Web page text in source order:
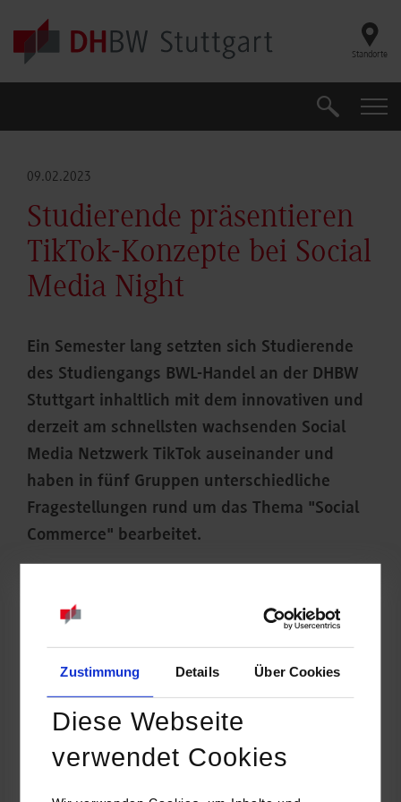
Zustimmung Details Über Cookies
Diese Webseite
verwendet Cookies
Skip to main content
Standorte
Suche
09.02.2023
Studierende präsentieren
TikTok-Konzepte bei Social
Media Night
Ein Semester lang setzten sich Studierende
des Studiengangs BWL-Handel an der DHBW
Stuttgart inhaltlich mit dem innovativen und
derzeit am schnellsten wachsenden Social
Media Netzwerk TikTok auseinander und
haben in fünf Gruppen unterschiedliche
Fragestellungen rund um das Thema "Social
Commerce" bearbeitet.